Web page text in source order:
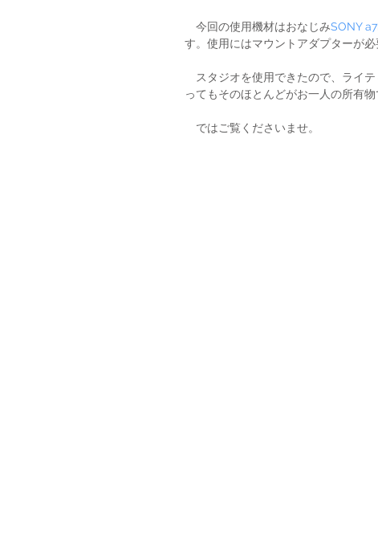
今回の使用機材はおなじみSONY
す。使用にはマウントアダプターが必
スタジオを使用できたので、ライ
ってもそのほとんどがお一人の所有
ではご覧くださいませ。